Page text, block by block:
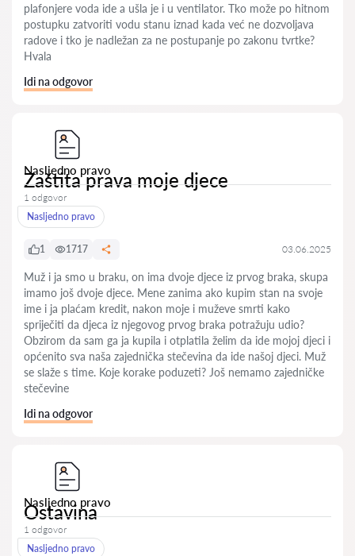
plafonjere voda ide a ušla je i u ventilator. Tko može po hitnom
postupku zatvoriti vodu stanu iznad kada već ne dozvoljava
radove i tko je nadležan za ne postupanje po zakonu tvrtke?
Hvala
Idi na odgovor
Nasljedno pravo
Zaštita prava moje djece
1 odgovor
Nasljedno pravo
1 1717 03.06.2025
Muž i ja smo u braku, on ima dvoje djece iz prvog braka, skupa
imamo još dvoje djece. Mene zanima ako kupim stan na svoje
ime i ja plaćam kredit, nakon moje i muževe smrti kako
spriječiti da djeca iz njegovog prvog braka potražuju udio?
Obzirom da sam ga ja kupila i otplatila želim da ide mojoj djeci i
općenito sva naša zajednička stečevina da ide našoj djeci. Muž
se slaže s time. Koje korake poduzeti? Još nemamo zajedničke
stečevine
Idi na odgovor
Nasljedno pravo
Ostavina
1 odgovor
Nasljedno pravo